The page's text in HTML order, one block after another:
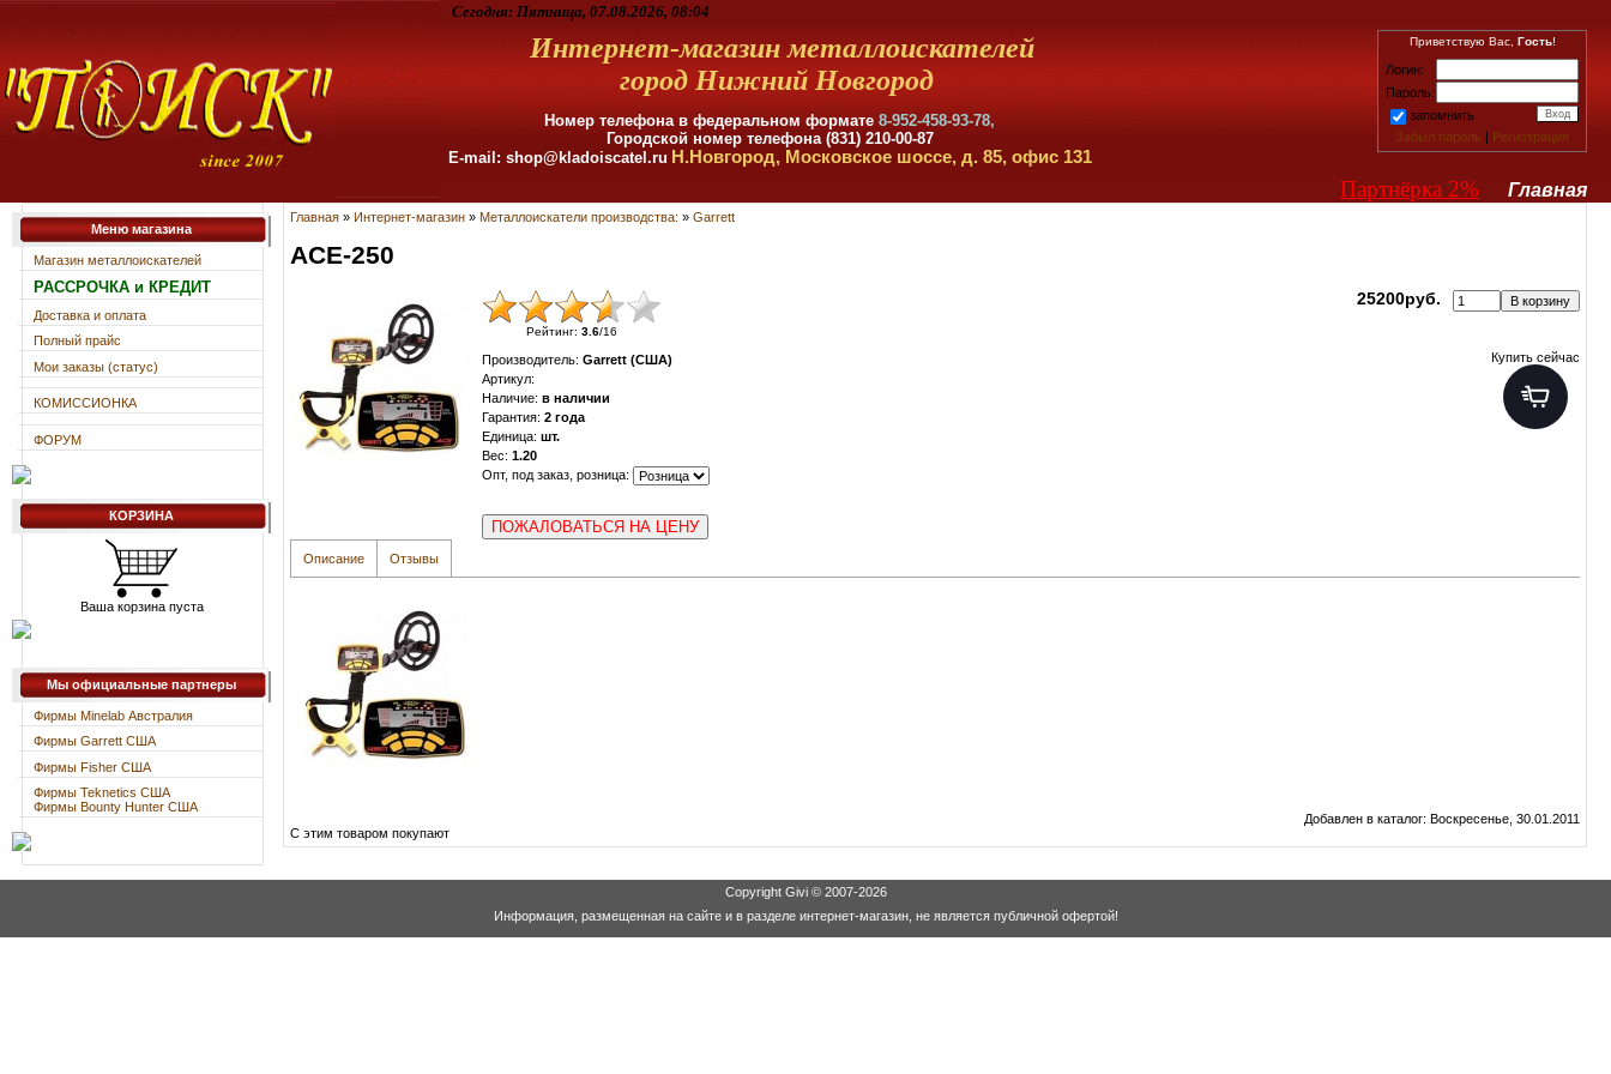
Сегодня: Пятница, 07.08.2026, 08:04
Интернет-магазин металлоискателей
город Нижний Новгород
Номер телефона в федеральном формате 8-952-458-93-78,
Городской номер телефона (831) 210-00-87
E-mail: shop@kladoiscatel.ru Н.Новгород, Московское шоссе, д. 85, офис 131
Приветствую Вас, Гость!
Логин:
Пароль:
запомнить
Забыл пароль | Регистрация
Партнёрка 2% Главная
Меню магазина
Магазин металлоискателей
РАССРОЧКА и КРЕДИТ
Доставка и оплата
Полный прайс
Мои заказы (статус)
КОМИССИОНКА
ФОРУМ
КОРЗИНА
Ваша корзина пуста
Мы официальные партнеры
Фирмы Minelab Австралия
Фирмы Garrett США
Фирмы Fisher США
Фирмы Teknetics США
Фирмы Bounty Hunter США
Главная » Интернет-магазин » Металлоискатели производства: » Garrett
ACE-250
Рейтинг: 3.6/16
25200руб.
Производитель: Garrett (США)
Артикул:
Наличие: в наличии
Гарантия: 2 года
Единица: шт.
Вес: 1.20
Опт, под заказ, розница:
ПОЖАЛОВАТЬСЯ НА ЦЕНУ
Купить сейчас
Описание Отзывы
Добавлен в каталог: Воскресенье, 30.01.2011
С этим товаром покупают
Copyright Givi© 2007-2026
Информация, размещенная на сайте и в разделе интернет-магазин, не является публичной офертой!